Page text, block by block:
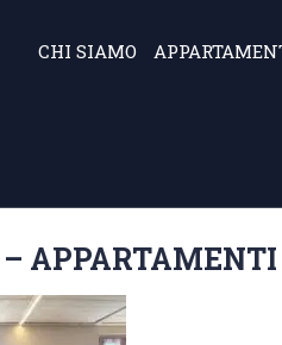
CHI SIAMO